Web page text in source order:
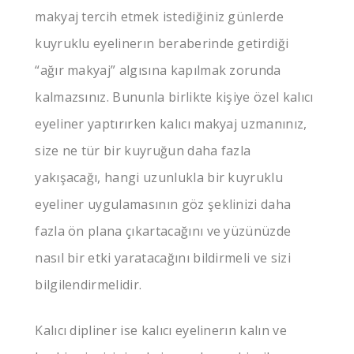
makyaj tercih etmek istediğiniz günlerde
kuyruklu eyelinerın beraberinde getirdiği
“ağır makyaj” algısına kapılmak zorunda
kalmazsınız. Bununla birlikte kişiye özel kalıcı
eyeliner yaptırırken kalıcı makyaj uzmanınız,
size ne tür bir kuyruğun daha fazla
yakışacağı, hangi uzunlukla bir kuyruklu
eyeliner uygulamasının göz şeklinizi daha
fazla ön plana çıkartacağını ve yüzünüzde
nasıl bir etki yaratacağını bildirmeli ve sizi
bilgilendirmelidir.
Kalıcı dipliner ise kalıcı eyelinerın kalın ve